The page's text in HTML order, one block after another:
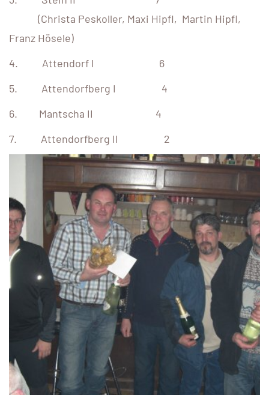
(Christa Peskoller, Maxi Hipfl, Martin Hipfl,
Franz Hösele)
4. Attendorf I 6
5. Attendorfberg I 4
6. Mantscha II 4
7. Attendorfberg II 2